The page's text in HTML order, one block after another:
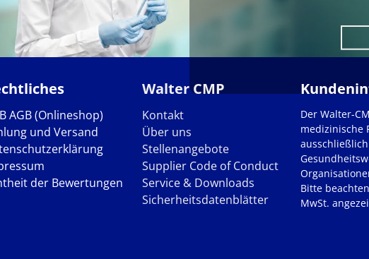
AGB (Onlineshop)
und Versand
der Bewertungen
Walter CMP
Kontakt
Über uns
Stellenangebote
Supplier Code of Conduct
Service & Downloads
Sicherheitsdatenblätter
Der Walter-
medizinische
Bitte
MwSt.